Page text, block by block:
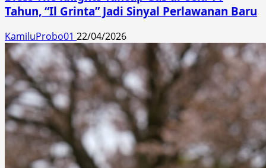
Tahun, “Il Grinta” Jadi Sinyal Perlawanan Baru
KamiluProbo01 22/04/2026